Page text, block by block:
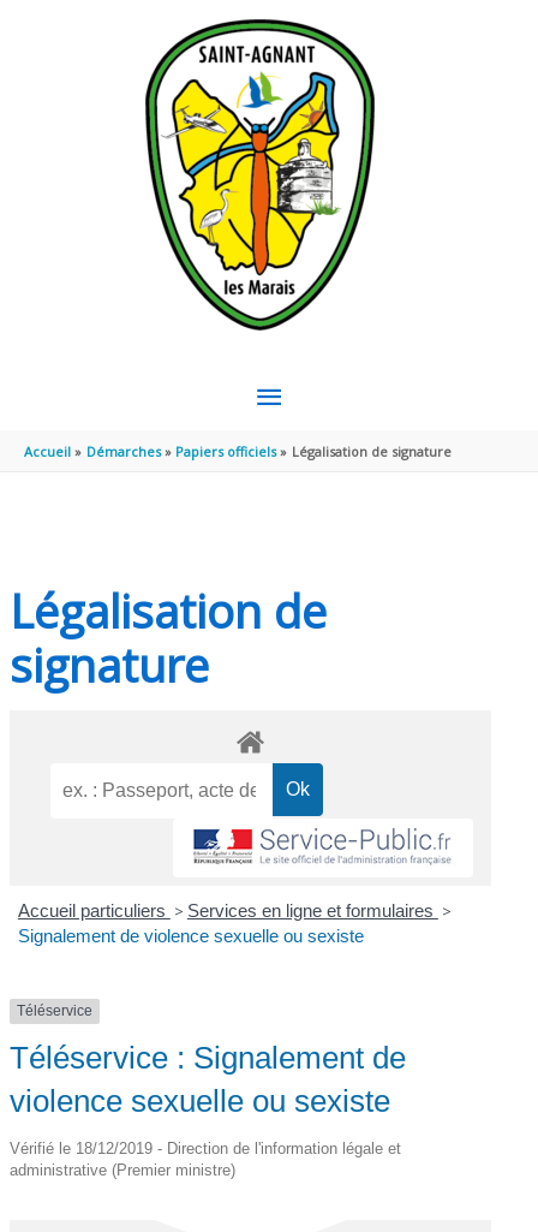
MENU
PRINCIPAL
Accueil Démarches Papiers officiels Légalisation de signature
Légalisation de
signature
Accueil particuliers > Services en ligne et formulaires >
Signalement de violence sexuelle ou sexiste
Téléservice
Téléservice : Signalement de
violence sexuelle ou sexiste
Vérifié le 18/12/2019 - Direction de l'information légale et
administrative (Premier ministre)